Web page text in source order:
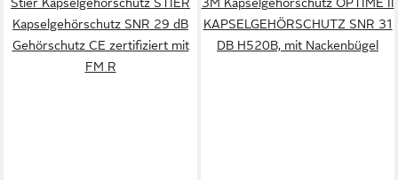
Kapselgehörschutz SNR 29 dB
Gehörschutz CE zertifiziert mit
FM R
KAPSELGEHÖRSCHUTZ SNR 31
DB H520B, mit Nackenbügel